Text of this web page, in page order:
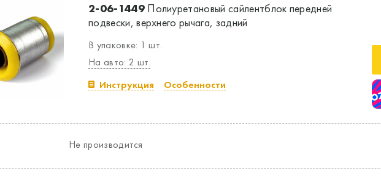
2-06-1449Полиуретановый сайлентблок передней
подвески, верхнего рычага, задний
В упаковке: 1 шт.
На авто: 2 шт.
Инструкция
Особенности
Не производится